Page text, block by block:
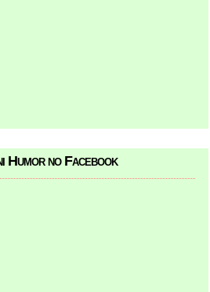
Humor no Facebook